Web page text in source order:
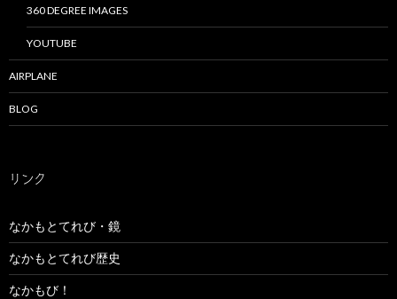
360 DEGREE IMAGES
YOUTUBE
AIRPLANE
BLOG
リンク
なかもとてれび・鏡
なかもとてれび歴史
なかもび！